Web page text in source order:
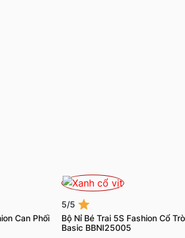
Can Phối
5/5
Bộ Nỉ Bé Trai 5S Fashion Cổ
Basic BBNI25005